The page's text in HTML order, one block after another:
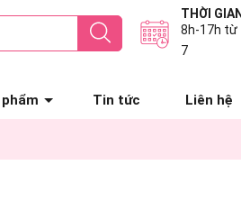
THỜI
8h-17h từ
7
Tin tức Liên hệ